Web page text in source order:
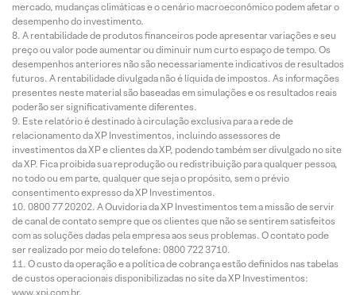
mercado, mudanças climáticas e o cenário macroeconômico podem afetar o
desempenho do investimento.
A rentabilidade de produtos financeiros pode apresentar variações e seu
preço ou valor pode aumentar ou diminuir num curto espaço de tempo. Os
desempenhos anteriores não são necessariamente indicativos de resultados
futuros. A rentabilidade divulgada não é líquida de impostos. As informações
presentes neste material são baseadas em simulações e os resultados reais
poderão ser significativamente diferentes.
Este relatório é destinado à circulação exclusiva para a rede de
relacionamento da XP Investimentos, incluindo assessores de
investimentos da XP e clientes da XP, podendo também ser divulgado no site
da XP. Fica proibida sua reprodução ou redistribuição para qualquer pessoa,
no todo ou em parte, qualquer que seja o propósito, sem o prévio
consentimento expresso da XP Investimentos.
0800 77 20202. A Ouvidoria da XP Investimentos tem a missão de servir
de canal de contato sempre que os clientes que não se sentirem satisfeitos
com as soluções dadas pela empresa aos seus problemas. O contato pode
ser realizado por meio do telefone: 0800 722 3710.
O custo da operação e a política de cobrança estão definidos nas tabelas
de custos operacionais disponibilizadas no site da XP Investimentos:
www.xpi.com.br.